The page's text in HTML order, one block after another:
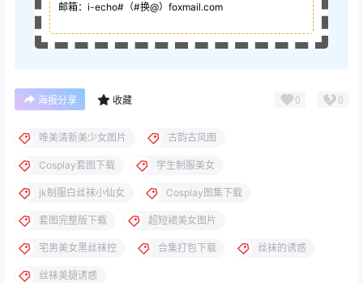
邮箱：i-echo#（#换@）foxmail.com
海报分享 收藏 0 0
唯美清新美少女图片 古韵古风图
Cosplay套图下载 学生制服美女
jk制服白丝袜小仙女 Cosplay图集下载
套图完整版下载 超短裙美女图片
宅男美女黑丝袜控 合集打包下载 丝袜的诱惑
丝袜美腿诱惑